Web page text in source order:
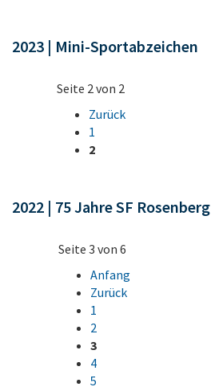
2023 | Mini-Sportabzeichen
Seite 2 von 2
Zurück
1
2
2022 | 75 Jahre SF Rosenberg
Seite 3 von 6
Anfang
Zurück
1
2
3
4
5